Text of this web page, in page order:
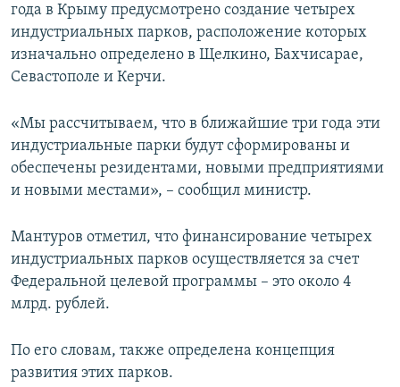
УКРАИНСКАЯ ПРОБЛЕМА КРЫМА
Все сайты RFE/RL
года в Крыму предусмотрено создание четырех
индустриальных парков, расположение которых
изначально определено в Щелкино, Бахчисарае,
Севастополе и Керчи.
«Мы рассчитываем, что в ближайшие три года эти
индустриальные парки будут сформированы и
обеспечены резидентами, новыми предприятиями
и новыми местами», – сообщил министр.
Мантуров отметил, что финансирование четырех
индустриальных парков осуществляется за счет
Федеральной целевой программы – это около 4
млрд. рублей.
По его словам, также определена концепция
развития этих парков.